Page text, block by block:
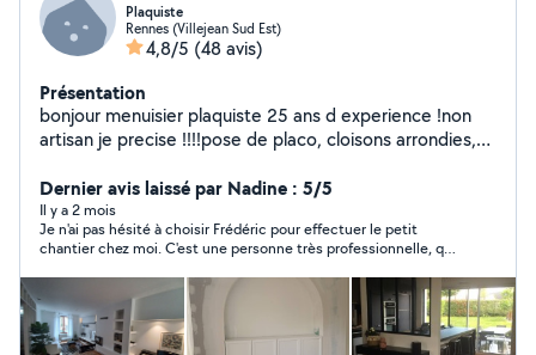
Plaquiste
Rennes (Villejean Sud Est)
4,8/5 (48 avis)
Présentation
bonjour menuisier plaquiste 25 ans d experience !non
artisan je precise !!!!pose de placo, cloisons arrondies,
de cuisine !agencement sur mesure!pose parquets
flottants placards verrieres portes a galandage possede
un atelier
Dernier avis laissé par Nadine : 5/5
Il y a 2 mois
Je n'ai pas hésité à choisir Frédéric pour effectuer le petit
chantier chez moi. C'est une personne très professionnelle, qui
Discussions et échanges facile avec lui. Vous pouvez lui faire
confiance. Même si vous n'êtes pas là pendant votre absence il
est respectueux des lieux. Je suis ravie du résultat et de son
travail. Je le recommande à 100%.